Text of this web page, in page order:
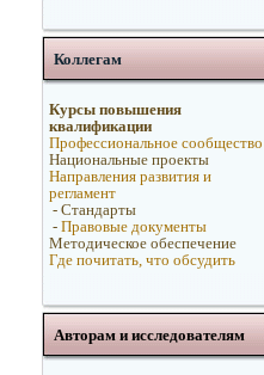
Коллегам
Курсы повышения
квалификации
Профессиональное сообщество
Национальные проекты
Направления развития и
регламент
- Стандарты
- Правовые документы
Методическое обеспечение
Где почитать, что обсудить
Авторам и исследователям